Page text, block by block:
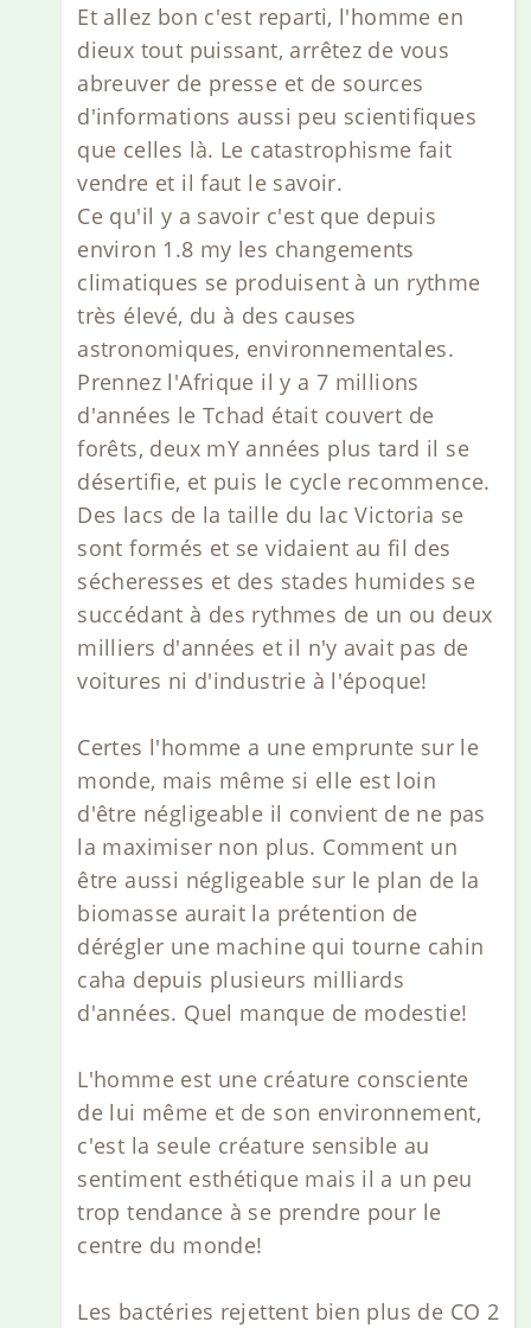
Et allez bon c'est reparti, l'homme en
dieux tout puissant, arrêtez de vous
abreuver de presse et de sources
d'informations aussi peu scientifiques
que celles là. Le catastrophisme fait
vendre et il faut le savoir.
Ce qu'il y a savoir c'est que depuis
environ 1.8 my les changements
climatiques se produisent à un rythme
très élevé, du à des causes
astronomiques, environnementales.
Prennez l'Afrique il y a 7 millions
d'années le Tchad était couvert de
forêts, deux mY années plus tard il se
désertifie, et puis le cycle recommence.
Des lacs de la taille du lac Victoria se
sont formés et se vidaient au fil des
sécheresses et des stades humides se
succédant à des rythmes de un ou deux
milliers d'années et il n'y avait pas de
voitures ni d'industrie à l'époque!
Certes l'homme a une emprunte sur le
monde, mais même si elle est loin
d'être négligeable il convient de ne pas
la maximiser non plus. Comment un
être aussi négligeable sur le plan de la
biomasse aurait la prétention de
dérégler une machine qui tourne cahin
caha depuis plusieurs milliards
d'années. Quel manque de modestie!
L'homme est une créature consciente
de lui même et de son environnement,
c'est la seule créature sensible au
sentiment esthétique mais il a un peu
trop tendance à se prendre pour le
centre du monde!
Les bactéries rejettent bien plus de CO 2